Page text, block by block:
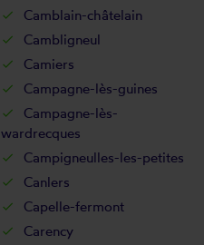
Camblain-châtelain
Cambligneul
Camiers
Campagne-lès-guines
Campagne-lès-
wardrecques
Campigneulles-les-petites
Canlers
Capelle-fermont
Carency